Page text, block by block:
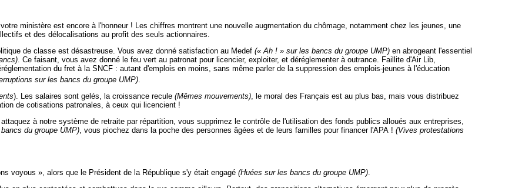
ministère est encore à l'honneur ! Les chiffres montrent une nouvelle augmentation du chômage, notamment chez les jeunes, une
et des délocalisations au profit des seuls actionnaires.
de classe est désastreuse. Vous avez donné satisfaction au Medef (« Ah ! » sur les bancs du groupe UMP)en abrogeant l'essentiel
. Ce faisant, vous avez donné le feu vert au patronat pour licencier, exploiter, et déréglementer à outrance. Faillite d'Air Lib,
du fret à la SNCF : autant d'emplois en moins, sans même parler de la suppression des emplois-jeunes à l'éducation
sur les bancs du groupe UMP).
). Les salaires sont gelés, la croissance recule (Mêmes mouvements), le moral des Français est au plus bas, mais vous distribuez
de cotisations patronales, à ceux qui licencient !
à notre système de retraite par répartition, vous supprimez le contrôle de l'utilisation des fonds publics alloués aux entreprises,
du groupe UMP), vous piochez dans la poche des personnes âgées et de leurs familles pour financer l'APA ! (Vives protestations
voyous », alors que le Président de la République s'y était engagé (Huées sur les bancs du groupe UMP).